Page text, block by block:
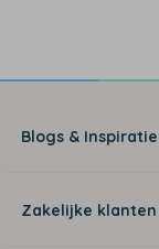
Blogs & Inspiratie
Zakelijke klanten